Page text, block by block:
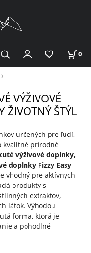
0
VÝŽIVOVÉ
ŽIVOTNÝ ŠTÝL
určených pre ľudí,
kvalitné prírodné
výživové doplnky,
doplnky Fizzy Easy
vhodný pre aktívnych
produkty s
extraktov,
látok. Výhodou
forma, ktorá je
a pohodlné